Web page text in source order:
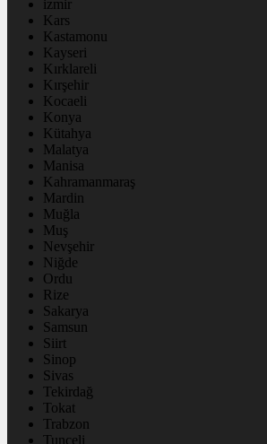
izmir
Kars
Kastamonu
Kayseri
Kırklareli
Kırşehir
Kocaeli
Konya
Kütahya
Malatya
Manisa
Kahramanmaraş
Mardin
Muğla
Muş
Nevşehir
Niğde
Ordu
Rize
Sakarya
Samsun
Siirt
Sinop
Sivas
Tekirdağ
Tokat
Trabzon
Tunceli